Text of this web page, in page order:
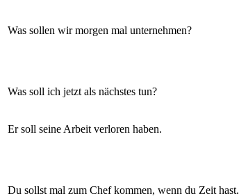
Was sollen wir morgen mal unternehmen?
Was soll ich jetzt als nächstes tun?
Er soll seine Arbeit verloren haben.
Du sollst mal zum Chef kommen, wenn du Zeit hast.